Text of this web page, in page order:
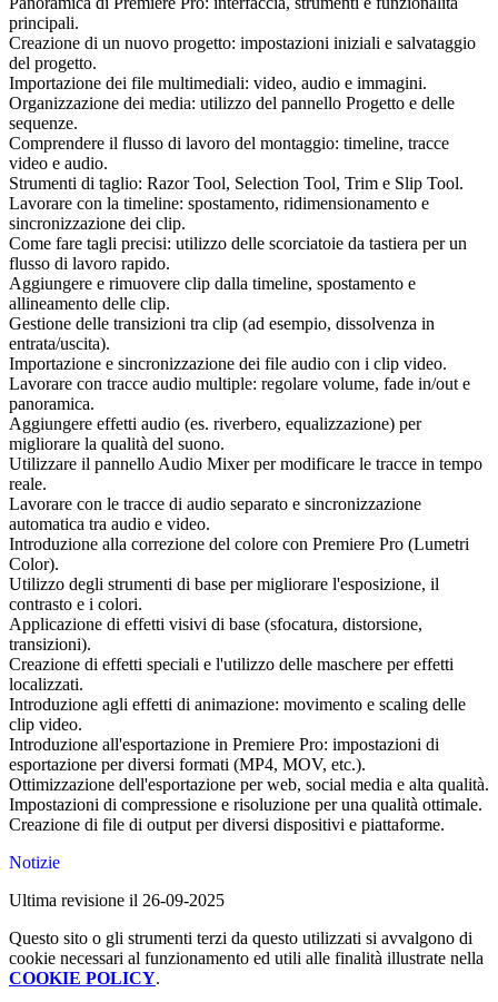
principali.
Creazione di un nuovo progetto: impostazioni iniziali e salvataggio
del progetto.
Importazione dei file multimediali: video, audio e immagini.
Organizzazione dei media: utilizzo del pannello Progetto e delle
sequenze.
Comprendere il flusso di lavoro del montaggio: timeline, tracce
video e audio.
Strumenti di taglio: Razor Tool, Selection Tool, Trim e Slip Tool.
Lavorare con la timeline: spostamento, ridimensionamento e
sincronizzazione dei clip.
Come fare tagli precisi: utilizzo delle scorciatoie da tastiera per un
flusso di lavoro rapido.
Aggiungere e rimuovere clip dalla timeline, spostamento e
allineamento delle clip.
Gestione delle transizioni tra clip (ad esempio, dissolvenza in
entrata/uscita).
Importazione e sincronizzazione dei file audio con i clip video.
Lavorare con tracce audio multiple: regolare volume, fade in/out e
panoramica.
Aggiungere effetti audio (es. riverbero, equalizzazione) per
migliorare la qualità del suono.
Utilizzare il pannello Audio Mixer per modificare le tracce in tempo
reale.
Lavorare con le tracce di audio separato e sincronizzazione
automatica tra audio e video.
Introduzione alla correzione del colore con Premiere Pro (Lumetri
Color).
Utilizzo degli strumenti di base per migliorare l'esposizione, il
contrasto e i colori.
Applicazione di effetti visivi di base (sfocatura, distorsione,
transizioni).
Creazione di effetti speciali e l'utilizzo delle maschere per effetti
localizzati.
Introduzione agli effetti di animazione: movimento e scaling delle
clip video.
Introduzione all'esportazione in Premiere Pro: impostazioni di
esportazione per diversi formati (MP4, MOV, etc.).
Ottimizzazione dell'esportazione per web, social media e alta qualità.
Impostazioni di compressione e risoluzione per una qualità ottimale.
Creazione di file di output per diversi dispositivi e piattaforme.
Notizie
Ultima revisione il 26-09-2025
Questo sito o gli strumenti terzi da questo utilizzati si avvalgono di
cookie necessari al funzionamento ed utili alle finalità illustrate nella
COOKIE POLICY.